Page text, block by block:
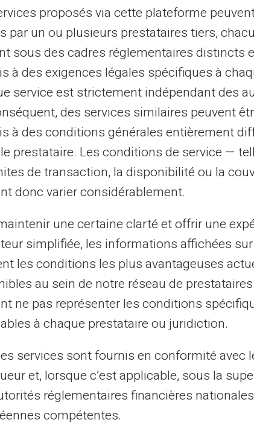
effectué le 5 de chaque mois. Ce
des bénéficiaires à cette date, permettant
avec une certaine régularité. Cela inclut
celles ayant un emploi dont les
seuil.
le versement sera alors décalé. Les
le versement pour éviter aux
jours non ouvrables.
peuvent se produire dans certaines
d'année, lors des fêtes ou encore en
mois peuvent voir leur versement
bancaires. Par exemple, si le 5
pourrait être avancé au vendredi
il serait reporté au lundi suivant.
proposés via cette plateforme
par un ou plusieurs prestataires tiers,
sous des cadres réglementaires distincts
à des exigences légales spécifiques à
service est strictement indépendant des
des services similaires peuvent
à des conditions générales entièrement
prestataire. Les conditions de service —
de transaction, la disponibilité ou la
donc varier considérablement.
une certaine clarté et offrir une
simplifiée, les informations affichées
les conditions les plus avantageuses
au sein de notre réseau de
ne pas représenter les conditions
à chaque prestataire ou juridiction.
services sont fournis en conformité avec
et, lorsque c’est applicable, sous la
réglementaires financières
compétentes.